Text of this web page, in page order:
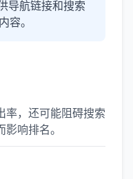
导航链接和搜索
容。
率，还可能阻碍搜索
响排名。